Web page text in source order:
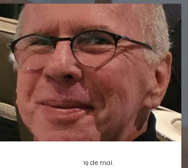
19 de mai.